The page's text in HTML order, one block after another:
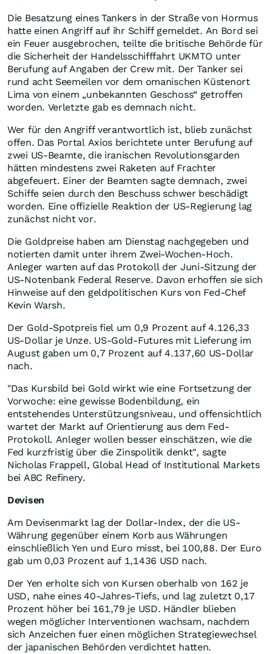
Die Besatzung eines Tankers in der Straße von Hormus
hatte einen Angriff auf ihr Schiff gemeldet. An Bord sei
ein Feuer ausgebrochen, teilte die britische Behörde für
die Sicherheit der Handelsschifffahrt UKMTO unter
Berufung auf Angaben der Crew mit. Der Tanker sei
rund acht Seemeilen vor dem omanischen Küstenort
Lima von einem „unbekannten Geschoss“ getroffen
worden. Verletzte gab es demnach nicht.
Wer für den Angriff verantwortlich ist, blieb zunächst
offen. Das Portal Axios berichtete unter Berufung auf
zwei US-Beamte, die iranischen Revolutionsgarden
hätten mindestens zwei Raketen auf Frachter
abgefeuert. Einer der Beamten sagte demnach, zwei
Schiffe seien durch den Beschuss schwer beschädigt
worden. Eine offizielle Reaktion der US-Regierung lag
zunächst nicht vor.
Die Goldpreise haben am Dienstag nachgegeben und
notierten damit unter ihrem Zwei-Wochen-Hoch.
Anleger warten auf das Protokoll der Juni-Sitzung der
US-Notenbank Federal Reserve. Davon erhoffen sie sich
Hinweise auf den geldpolitischen Kurs von Fed-Chef
Kevin Warsh.
Der Gold-Spotpreis fiel um 0,9 Prozent auf 4.126,33
US-Dollar je Unze. US-Gold-Futures mit Lieferung im
August gaben um 0,7 Prozent auf 4.137,60 US-Dollar
nach.
"Das Kursbild bei Gold wirkt wie eine Fortsetzung der
Vorwoche: eine gewisse Bodenbildung, ein
entstehendes Unterstützungsniveau, und offensichtlich
wartet der Markt auf Orientierung aus dem Fed-
Protokoll. Anleger wollen besser einschätzen, wie die
Fed kurzfristig über die Zinspolitik denkt", sagte
Nicholas Frappell, Global Head of Institutional Markets
bei ABC Refinery.
Devisen
Am Devisenmarkt lag der Dollar-Index, der die US-
Währung gegenüber einem Korb aus Währungen
einschließlich Yen und Euro misst, bei 100,88. Der Euro
gab um 0,03 Prozent auf 1,1436 USD nach.
Der Yen erholte sich von Kursen oberhalb von 162 je
USD, nahe eines 40-Jahres-Tiefs, und lag zuletzt 0,17
Prozent höher bei 161,79 je USD. Händler blieben
wegen möglicher Interventionen wachsam, nachdem
sich Anzeichen fuer einen möglichen Strategiewechsel
der japanischen Behörden verdichtet hatten.